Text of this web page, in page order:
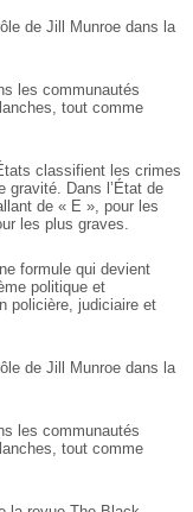
de Jill Munroe dans la
les communautés
tout comme
classifient les crimes
gravité. Dans l’État de
de « E », pour les
les plus graves.
formule qui devient
politique et
policière, judiciaire et
de Jill Munroe dans la
les communautés
tout comme